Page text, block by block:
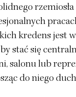
kredens jest
stać się
salonu lub
do niego